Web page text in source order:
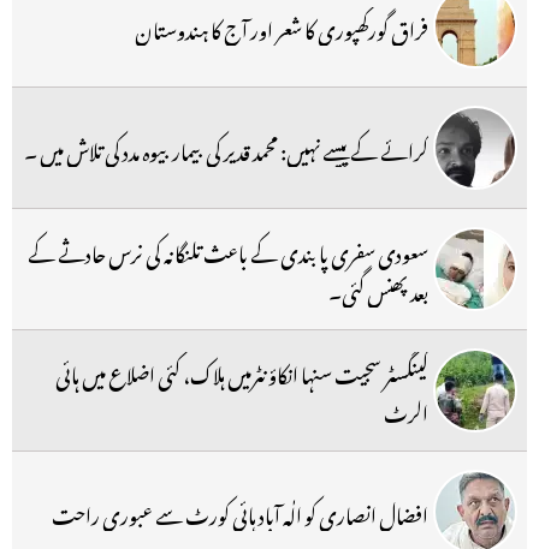
فراق گورکھپوری کا شعر اور آج کا ہندوستان
کرائے کے پیسے نہیں: محمد قدیر کی بیمار بیوہ مدد کی تلاش میں ۔
سعودی سفری پابندی کے باعث تلنگانہ کی نرس حادثے کے
بعد پھنس گئی۔
گینگسٹر سجیت سنہا انکاؤنٹرمیں ہلاک، کئی اضلاع میں ہائی
الرٹ
افضال انصاری کو الٰہ آباد ہائی کورٹ سے عبوری راحت